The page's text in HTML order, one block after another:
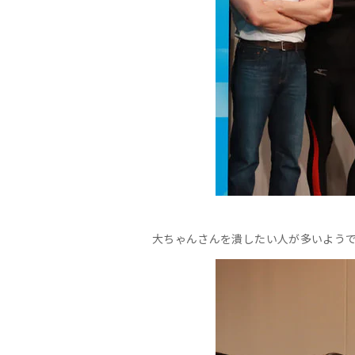
大ちゃんさんを潰したい人が多いよう